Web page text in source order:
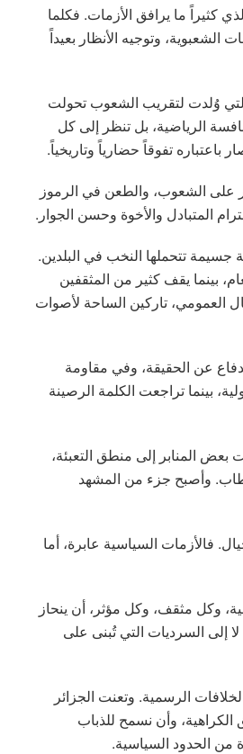
كثيراً ما يرافق الأزمات. فكلما
وتوجيه الأنظار بعيداً
وُلدت لتقريب الشعوب تحولت
الرياضية، بل تنظر إلى كل
باعتباره تفوقاً حضارياً وتاريخياً.
على الشعوب، والطعن في الرموز
المتبادل والأخوة وحسن الجوار.
جسيمة تتحملها النخب في البلدين.
بينما يقف كثير من المثقفين
العمومي، تاركين الساحة لأصوات
عن الحقيقة، وفي مقاومة
بينما تراجعت الكلمة الرصينة
المنابر إلى منطق التعبئة،
وأصبح جزء من المشهد
فالأزمات السياسية عابرة، أما
وكل مثقف، وكل مؤثر، أن ينحاز
لا إلى السرديات التي تُبنى على
الرسمية. وتعنت الجزائر
وأن نسمح للذباب
من الحدود السياسية.